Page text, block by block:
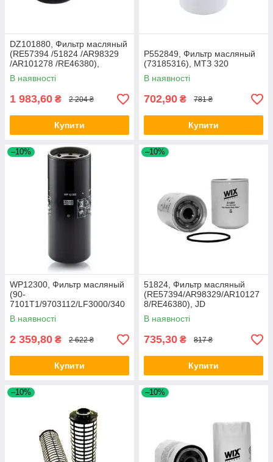
DZ101880, Фильтр масляный
(RE57394 /51824 /AR98329
/AR101278 /RE46380),
JD9500/8400
В наявності
1 983,60 ₴ 2 204 ₴
Купити
P552849, Фильтр масляный
(73185316), МТЗ 320
В наявності
702,90 ₴ 781 ₴
Купити
–10%
WP12300, Фильтр масляный
(90-
7101T1/9703112/LF3000/340
1544), АКРОС дв.Cummins
6CTA8.3, Case
В наявності
2 359,80 ₴ 2 622 ₴
Купити
–10%
51824, Фильтр масляный
(RE57394/AR98329/AR10127
8/RE46380), JD
В наявності
735,30 ₴ 817 ₴
Купити
–10% –10%